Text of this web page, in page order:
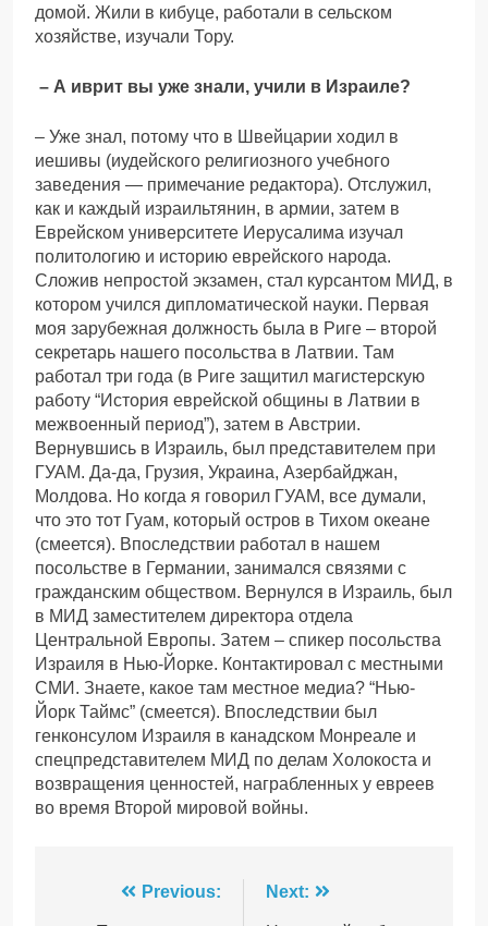
домой. Жили в кибуце, работали в сельском
хозяйстве, изучали Тору.
– А иврит вы уже знали, учили в Израиле?
– Уже знал, потому что в Швейцарии ходил в
иешивы (иудейского религиозного учебного
заведения — примечание редактора). Отслужил,
как и каждый израильтянин, в армии, затем в
Еврейском университете Иерусалима изучал
политологию и историю еврейского народа.
Сложив непростой экзамен, стал курсантом МИД, в
котором учился дипломатической науки. Первая
моя зарубежная должность была в Риге – второй
секретарь нашего посольства в Латвии. Там
работал три года (в Риге защитил магистерскую
работу “История еврейской общины в Латвии в
межвоенный период”), затем в Австрии.
Вернувшись в Израиль, был представителем при
ГУАМ. Да-да, Грузия, Украина, Азербайджан,
Молдова. Но когда я говорил ГУАМ, все думали,
что это тот Гуам, который остров в Тихом океане
(смеется). Впоследствии работал в нашем
посольстве в Германии, занимался связями с
гражданским обществом. Вернулся в Израиль, был
в МИД заместителем директора отдела
Центральной Европы. Затем – спикер посольства
Израиля в Нью-Йорке. Контактировал с местными
СМИ. Знаете, какое там местное медиа? “Нью-
Йорк Таймс” (смеется). Впоследствии был
генконсулом Израиля в канадском Монреале и
спецпредставителем МИД по делам Холокоста и
возвращения ценностей, награбленных у евреев
во время Второй мировой войны.
НавігаціяPrevious: Next: